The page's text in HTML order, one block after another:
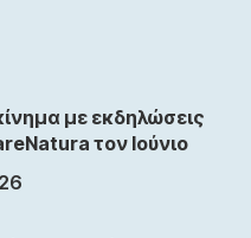
με εκδηλώσεις
τον Ιούνιο